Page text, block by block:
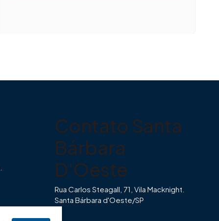
Contato Santa
Bárbara
D'Oeste
Rua Carlos Steagall, 71, Vila Macknight.
Santa Bárbara d'Oeste/SP